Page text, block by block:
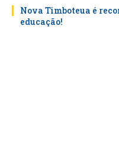
Nova Timboteua é
educação!